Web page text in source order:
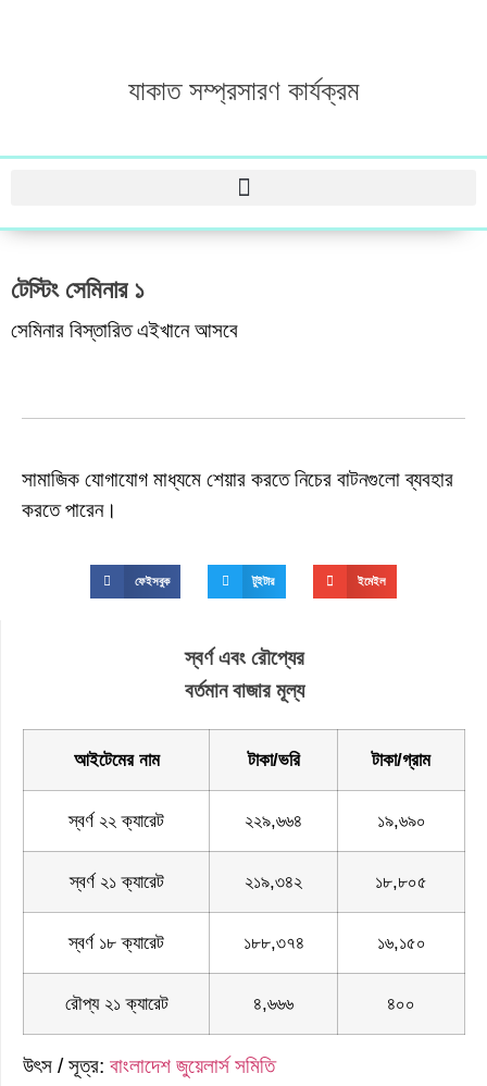
যাকাত সম্প্রসারণ কার্যক্রম
টেস্টিং সেমিনার ১
সেমিনার বিস্তারিত এইখানে আসবে
সামাজিক যোগাযোগ মাধ্যমে শেয়ার করতে নিচের বাটনগুলো ব্যবহার
করতে পারেন।
ফেইসবুক টুইটার ইমেইল
স্বর্ণ এবং রৌপ্যের
বর্তমান বাজার মূল্য
আইটেমের নাম টাকা/ভরি টাকা/গ্রাম
স্বর্ণ ২২ ক্যারেট ২২৯,৬৬৪ ১৯,৬৯০
স্বর্ণ ২১ ক্যারেট ২১৯,৩৪২ ১৮,৮০৫
স্বর্ণ ১৮ ক্যারেট ১৮৮,৩৭৪ ১৬,১৫০
রৌপ্য ২১ ক্যারেট ৪,৬৬৬ ৪০০
উৎস / সূত্র: বাংলাদেশ জুয়েলার্স সমিতি